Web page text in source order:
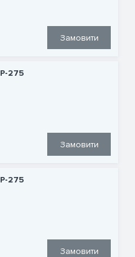
Замовити
275
Замовити
275
Замовити